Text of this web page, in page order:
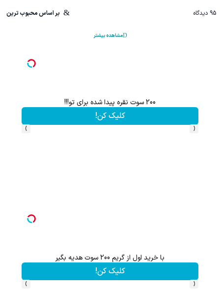
95 دیدگاه بر اساس محبوب ترین
مشاهده بیشتر
200 سوت نقره پیدا شده برای تو!!!
کلیک کن!
‹
›
با خرید اول از گریم 200 سوت هدیه بگیر
کلیک کن!
‹
›